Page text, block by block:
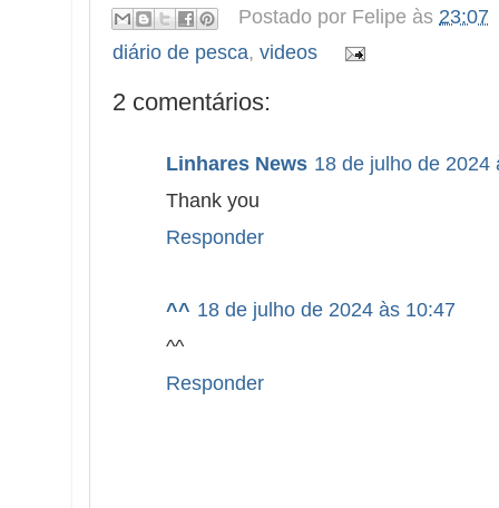
Postado por Felipe às 23:07
diário de pesca, videos
2 comentários:
Linhares News 18 de julho de 2024
Thank you
Responder
^^ 18 de julho de 2024 às 10:47
^^
Responder